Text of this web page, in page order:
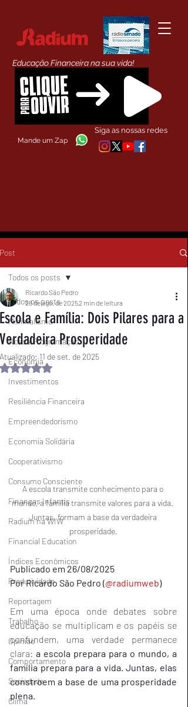
Educação Financeira na sua vida!
Siga as nossas redes
Mande um Zap
Post
Todos os posts
Minimalismo
Nossa Programação
Economia
Investimentos
Resiliência Financeira
Empreendedorismo
Economia Solidária
Cooperativismo
Consumo Consciente
Finanças Infantis
Radium na WIW
Financial Education
Índices Econômicos
Produtividade
Reportagem
Trabalho
Opinião
Comportamento
Sociedade
Clima
Todos os posts
Escola e Família: Dois Pilares para a
Verdadeira Prosperidade
Ricardo São Pedro
26 de ago. de 20252 min de leitura
Atualizado:11 de set. de 2025
Avaliado com NaN de 5 estrelas.
A escola transmite conhecimento para o
mundo, a família transmite valores para a vida.
Juntas, formam a base da verdadeira
prosperidade.
Publicado em 26/08/2025
Por Ricardo São Pedro (@radiumweb)
Em uma época onde debates sobre
educação se multiplicam e os papéis se
confundem, uma verdade permanece
clara: a escola prepara para o mundo, a
família prepara para a vida. Juntas, elas
constroem a base de uma prosperidade
plena.